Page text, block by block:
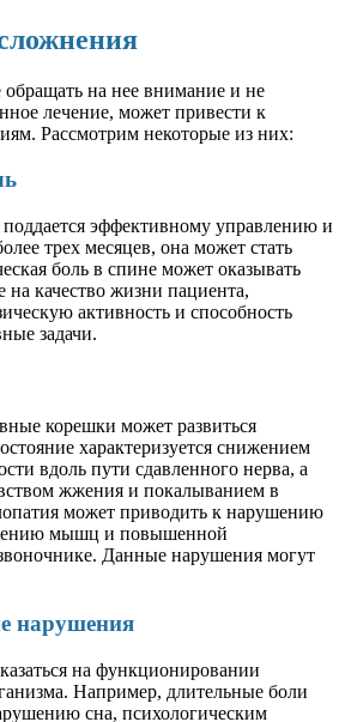
обращать на нее внимание и не
лечение, может привести к
Рассмотрим некоторые из них:
эффективному управлению и
трех месяцев, она может стать
боль в спине может оказывать
на качество жизни пациента,
активность и способность
задачи.
корешки может развиться
характеризуется снижением
вдоль пути сдавленного нерва, а
жжения и покалыванием в
может приводить к нарушению
мышц и повышенной
Данные нарушения могут
нарушения
на функционировании
Например, длительные боли
сна, психологическим